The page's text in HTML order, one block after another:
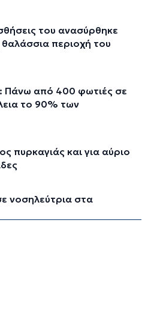
του ανασύρθηκε
περιοχή του
Πάνω από 400 φωτιές σε
το 90% των
πυρκαγιάς και για αύριο
νοσηλεύτρια στα